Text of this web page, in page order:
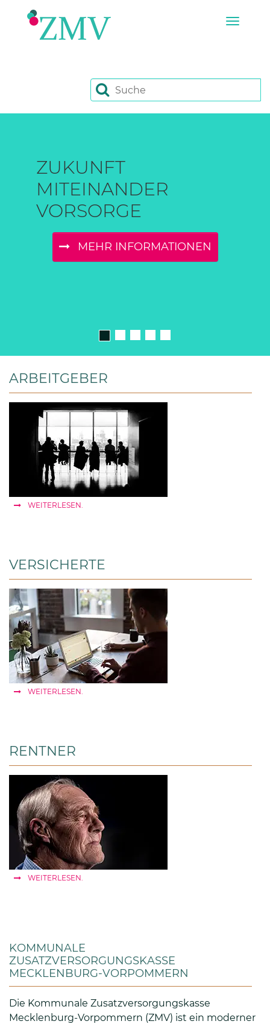
ZUKUNFT
MITEINANDER
VORSORGE
MEHR INFORMATIONEN
ARBEITGEBER
WEITERLESEN.
VERSICHERTE
WEITERLESEN.
RENTNER
WEITERLESEN.
KOMMUNALE
ZUSATZVERSORGUNGSKASSE
MECKLENBURG-VORPOMMERN
Die Kommunale Zusatzversorgungskasse
Mecklenburg-Vorpommern (ZMV) ist ein moderner